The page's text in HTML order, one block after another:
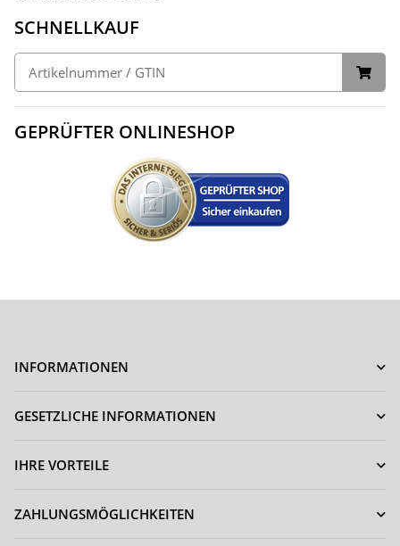
SCHNELLKAUF
GEPRÜFTER ONLINESHOP
INFORMATIONEN
GESETZLICHE INFORMATIONEN
IHRE VORTEILE
ZAHLUNGSMÖGLICHKEITEN